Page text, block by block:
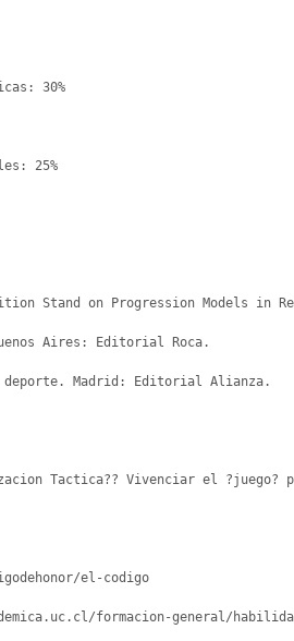
30%
25%
Stand on Progression Models
Aires: Editorial Roca.
Madrid: Editorial Alianza.
Tactica?? Vivenciar el ?juego?
el-codigo